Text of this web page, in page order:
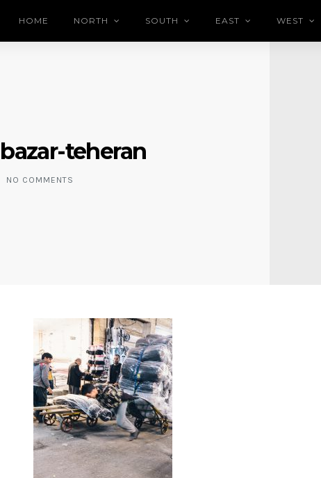
HOME NORTH SOUTH EAST WEST
teheran
NO COMMENTS